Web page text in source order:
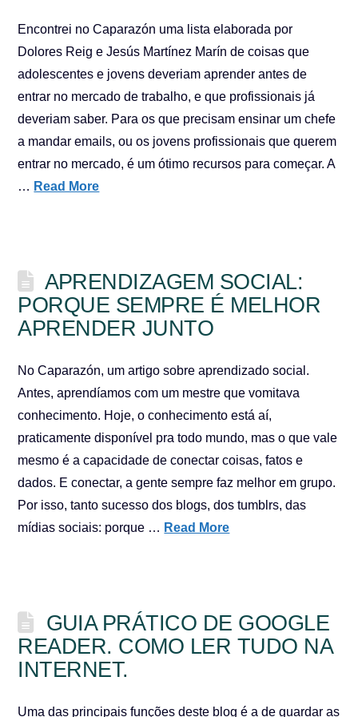
Encontrei no Caparazón uma lista elaborada por
Dolores Reig e Jesús Martínez Marín de coisas que
adolescentes e jovens deveriam aprender antes de
entrar no mercado de trabalho, e que profissionais já
deveriam saber. Para os que precisam ensinar um chefe
a mandar emails, ou os jovens profissionais que querem
entrar no mercado, é um ótimo recursos para começar. A
… Read More
APRENDIZAGEM SOCIAL:
PORQUE SEMPRE É MELHOR
APRENDER JUNTO
No Caparazón, um artigo sobre aprendizado social.
Antes, aprendíamos com um mestre que vomitava
conhecimento. Hoje, o conhecimento está aí,
praticamente disponível pra todo mundo, mas o que vale
mesmo é a capacidade de conectar coisas, fatos e
dados. E conectar, a gente sempre faz melhor em grupo.
Por isso, tanto sucesso dos blogs, dos tumblrs, das
mídias sociais: porque … Read More
GUIA PRÁTICO DE GOOGLE
READER. COMO LER TUDO NA
INTERNET.
Uma das principais funções deste blog é a de guardar as